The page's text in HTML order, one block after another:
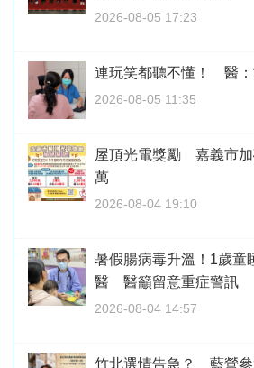
2026-08-05 17:23
連玩笑都聽不懂！ 醫：
2026-08-05 11:35
屋頂光電獎勵 嘉義市加
萬
2026-08-04 19:10
暑假腸病毒升溫！1歲童
醫 醫籲留意重症警訊
2026-08-04 14:57
竹北選情告急？ 藍營參